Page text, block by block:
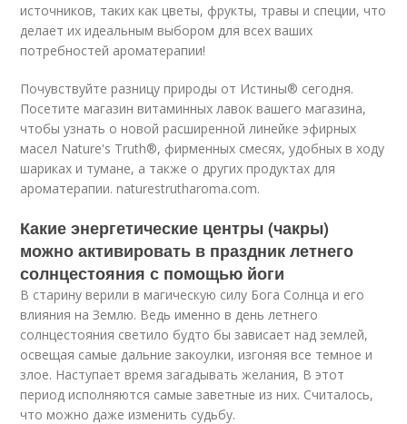
источников, таких как цветы, фрукты, травы и специи, что
делает их идеальным выбором для всех ваших
потребностей ароматерапии!
Почувствуйте разницу природы от Истины® сегодня.
Посетите магазин витаминных лавок вашего магазина,
чтобы узнать о новой расширенной линейке эфирных
масел Nature's Truth®, фирменных смесях, удобных в ходу
шариках и тумане, а также о других продуктах для
ароматерапии. naturestrutharoma.com.
Какие энергетические центры (чакры)
можно активировать в праздник летнего
солнцестояния с помощью йоги
В старину верили в магическую силу Бога Солнца и его
влияния на Землю. Ведь именно в день летнего
солнцестояния светило будто бы зависает над землей,
освещая самые дальние закоулки, изгоняя все темное и
злое. Наступает время загадывать желания, В этот
период исполняются самые заветные из них. Считалось,
что можно даже изменить судьбу.